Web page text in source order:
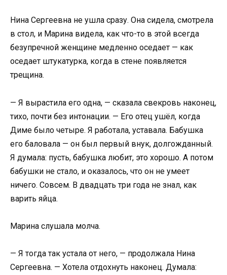
Нина Сергеевна не ушла сразу. Она сидела, смотрела
в стол, и Марина видела, как что-то в этой всегда
безупречной женщине медленно оседает — как
оседает штукатурка, когда в стене появляется
трещина.
— Я вырастила его одна, — сказала свекровь наконец,
тихо, почти без интонации. — Его отец ушёл, когда
Диме было четыре. Я работала, уставала. Бабушка
его баловала — он был первый внук, долгожданный.
Я думала: пусть, бабушка любит, это хорошо. А потом
бабушки не стало, и оказалось, что он не умеет
ничего. Совсем. В двадцать три года не знал, как
варить яйца.
Марина слушала молча.
— Я тогда так устала от него, — продолжала Нина
Сергеевна. — Хотела отдохнуть наконец. Думала: